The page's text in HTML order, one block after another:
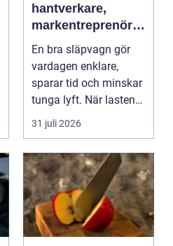
hantverkare,
markentreprenörer
och lantbruk en
praktisk guide
En bra släpvagn gör
vardagen enklare,
sparar tid och minskar
tunga lyft. När lasten
är bulkig, smuts...
31 juli 2026